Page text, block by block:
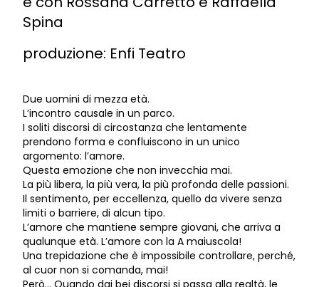
Spina
produzione: Enfi Teatro
Due uomini di mezza età.
L’incontro causale in un parco.
I soliti discorsi di circostanza che lentamente
prendono forma e confluiscono in un unico
argomento: l’amore.
Questa emozione che non invecchia mai.
La più libera, la più vera, la più profonda delle passioni.
Il sentimento, per eccellenza, quello da vivere senza
limiti o barriere, di alcun tipo.
L’amore che mantiene sempre giovani, che arriva a
qualunque età. L’amore con la A maiuscola!
Una trepidazione che è impossibile controllare, perché,
al cuor non si comanda, mai!
Però… Quando dai bei discorsi si passa alla realtà, le